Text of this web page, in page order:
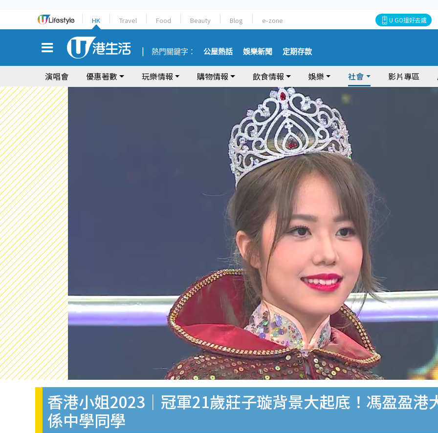
HK Travel Food Beauty Blog e-zone U GO搵好去處
熱門關鍵字： 公屋熱話 娛樂新聞 定期存款
演唱會 優惠著數 玩樂情報 購物情報 飲食情報 娛樂 社會 影片專區
香港小姐2023｜冠軍21歲莊子璇背景大起底！馮盈盈港
係中學同學